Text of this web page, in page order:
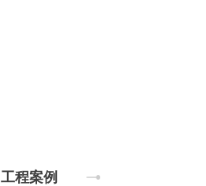
工程案例